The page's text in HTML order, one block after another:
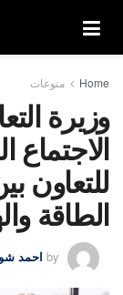
Home منوعات
وزيرة
الاجتماع
للتعاون
الطاقة
by احمد